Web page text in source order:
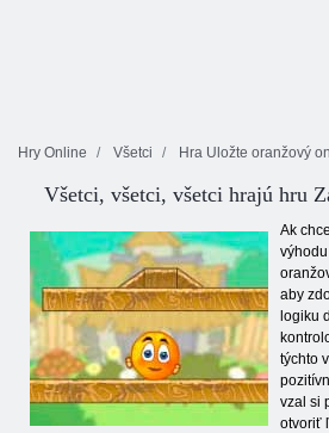
Hry Online Všetci Hra Uložte oranžový
Všetci, všetci, všetci hrajú hru
Ak
aby
logiku
týchto
vzal si
otvoriť